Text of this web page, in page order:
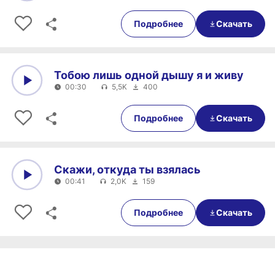
00:36
Подробнее Скачать
00:30
Тобою лишь одной дышу я и живу
00:30 5,5K 400
Подробнее Скачать
00:41
Скажи, откуда ты взялась
00:41 2,0K 159
Подробнее Скачать